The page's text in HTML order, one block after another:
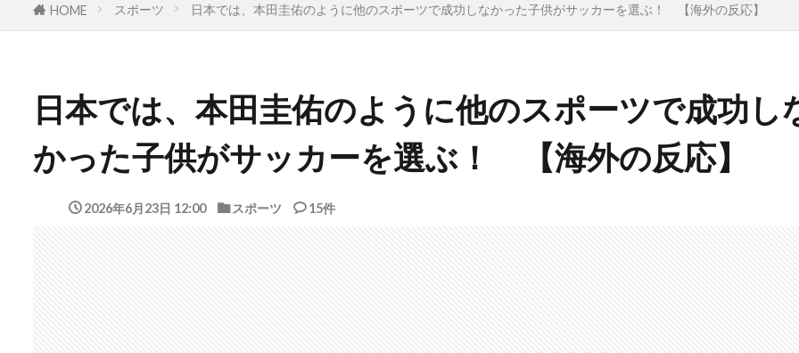
HOME スポーツ 日本では、本田圭佑のように他のスポーツで成功しなかった子供がサッカーを選ぶ！ 【海外の反応】
日本では、本田圭佑のように他のスポーツで成功し
かった子供がサッカーを選ぶ！ 【海外の反応】
2026年6月23日 12:00 スポーツ 15件